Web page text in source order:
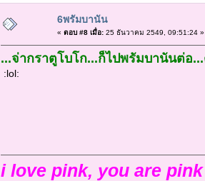
6พรัมบานัน
« ตอบ #8 เมื่อ:25 ธันวาคม 2549, 09:51:24 »
...จ่ากราตูโบโก...ก็ไปพรัมบานันต่อ
:lol:
i love pink, you are